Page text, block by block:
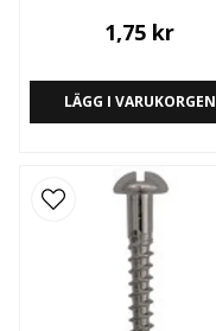
1,75 kr
LÄGG I VARUKORGEN